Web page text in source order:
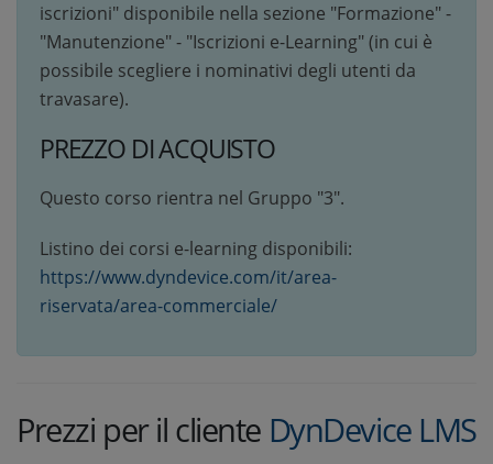
iscrizioni" disponibile nella sezione "Formazione" -
"Manutenzione" - "Iscrizioni e-Learning" (in cui è
possibile scegliere i nominativi degli utenti da
travasare).
PREZZO DI ACQUISTO
Questo corso rientra nel Gruppo "3".
Listino dei corsi e-learning disponibili:
https://www.dyndevice.com/it/area-
riservata/area-commerciale/
Prezzi per il cliente DynDevice LMS